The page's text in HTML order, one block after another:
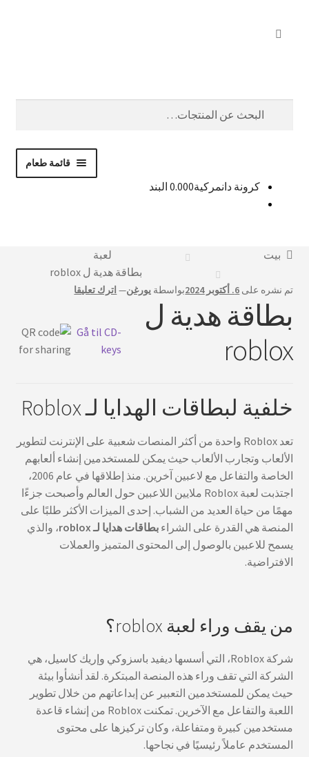
إلى
إلى
قائمة طعام
شراء مفاتيح الأقراص المضغوطة
العربية
كرونة دانمركية 0.000 البند
بيت
لعبة
بطاقة هدية ل roblox
تم نشره على 6. أكتوبر 2024 بواسطة يورغن— اترك تعليقا
بطاقة هدية ل
roblox
Gå til CD-
keys
خلفية لبطاقات الهدايا لـ Roblox
تعد Roblox واحدة من أكثر المنصات شعبية على الإنترنت لتطوير
الألعاب وتجارب الألعاب حيث يمكن للمستخدمين إنشاء ألعابهم
الخاصة والتفاعل مع لاعبين آخرين. منذ إطلاقها في عام 2006،
اجتذبت لعبة Roblox ملايين اللاعبين حول العالم وأصبحت جزءًا
مهمًا من حياة العديد من الشباب. إحدى الميزات الأكثر طلبًا على
المنصة هي القدرة على الشراء بطاقات هدايا لـ roblox
، والذي
يسمح للاعبين بالوصول إلى المحتوى المتميز والعملات
الافتراضية.
من يقف وراء لعبة roblox؟
شركة Roblox، التي أسسها ديفيد باسزوكي وإريك كاسيل، هي
الشركة التي تقف وراء هذه المنصة المبتكرة. لقد أنشأوا بيئة
حيث يمكن للمستخدمين التعبير عن إبداعاتهم من خلال تطوير
اللعبة والتفاعل مع الآخرين. تمكنت Roblox من إنشاء قاعدة
مستخدمين كبيرة ومتفاعلة، وكان تركيزها على محتوى
المستخدم عاملاً رئيسيًا في نجاحها.